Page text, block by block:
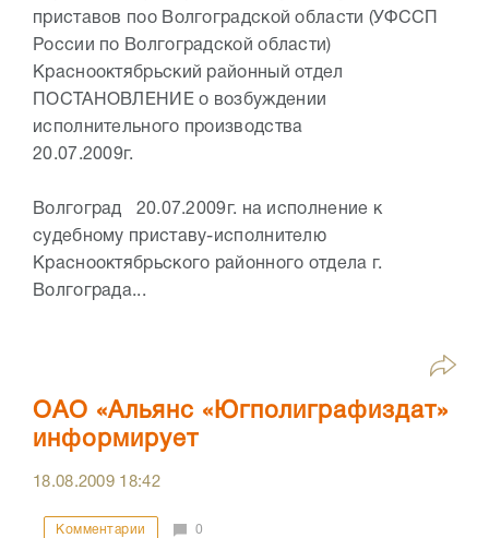
приставов поо Волгоградской области (УФССП
России по Волгоградской области)
Краснооктябрьский районный отдел
ПОСТАНОВЛЕНИЕ о возбуждении
исполнительного производства
20.07.2009г.
Волгоград 20.07.2009г. на исполнение к
судебному приставу-исполнителю
Краснооктябрьского районного отдела г.
Волгограда...
ОАО «Альянс «Югполиграфиздат»
информирует
18.08.2009 18:42
Комментарии 0